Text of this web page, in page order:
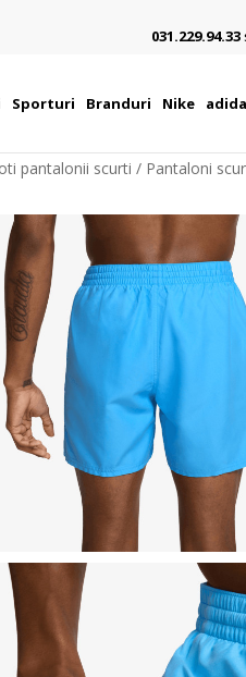
031.229.94.33
Sporturi Branduri Nike
pantalonii scurti Pantaloni